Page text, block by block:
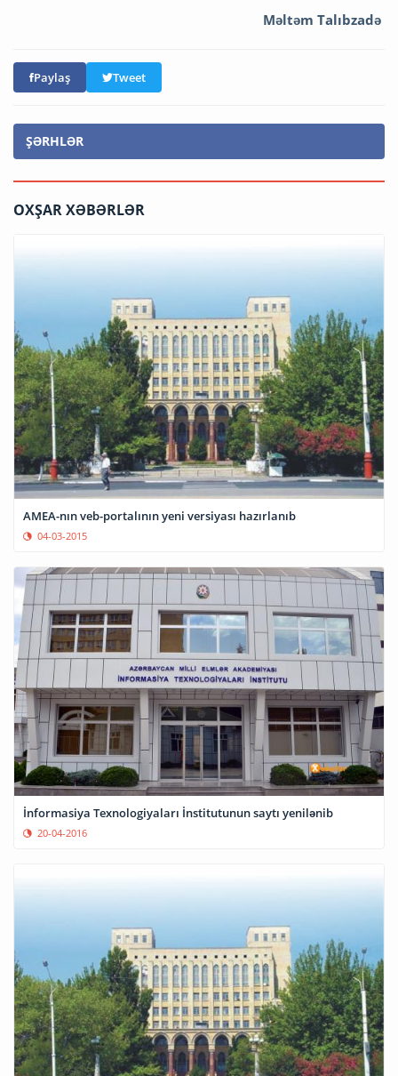
Məltəm Talıbzadə
Paylaş Tweet
ŞƏRHLƏR
OXŞAR XƏBƏRLƏR
AMEA-nın veb-portalının yeni versiyası hazırlanıb
04-03-2015
İnformasiya Texnologiyaları İnstitutunun saytı yenilənib
20-04-2016